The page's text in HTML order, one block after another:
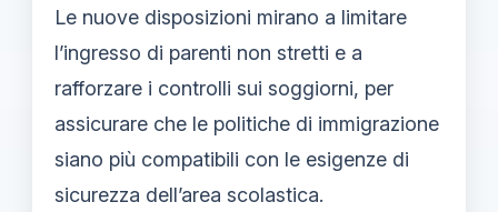
Le nuove disposizioni mirano a limitare
l’ingresso di parenti non stretti e a
rafforzare i controlli sui soggiorni, per
assicurare che le politiche di immigrazione
siano più compatibili con le esigenze di
sicurezza dell’area scolastica.